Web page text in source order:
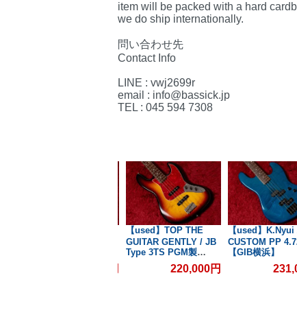
item will be packed with a hard
we do ship internationally.
問い合わせ先
Contact Info
LINE : vwj2699r
email : info@bassick.jp
TEL : 045 594 7308
【used】TOP THE
GUITAR GENTLY / JB
Type 3TS PGM製
FingerBoard 4.225kg
220,000円
【used】K.Nyui
CUSTOM PP
【GIB横浜】